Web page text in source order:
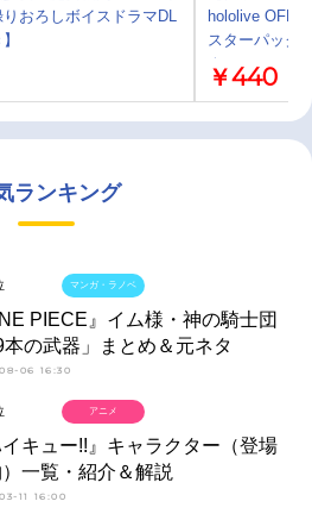
りおろしボイスドラマDL
hololive
スターパック
クス」
￥440
ランキング
PIECE』イム様・神の騎士団
本の武器」まとめ＆元ネタ
06 16:30
マンガ・ラノベ
イキュー!!』キャラクター（登場
）一覧・紹介＆解説
11 16:00
アニメ